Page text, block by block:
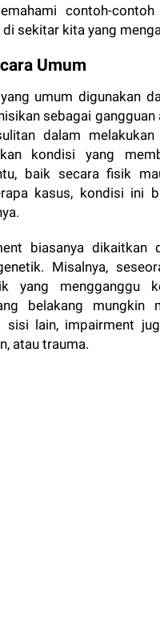
contoh-
sekitar kita yang
Umum
umum digunakan
sebagai
dalam
kondisi yang
baik secara fisik
kasus, kondisi ini
biasanya dikaitkan
Misalnya,
yang mengganggu
belakang mungkin
sisi lain, impairment
atau trauma.